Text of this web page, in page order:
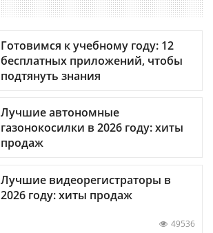
Готовимся к учебному году: 12
бесплатных приложений, чтобы
подтянуть знания
Лучшие автономные
газонокосилки в 2026 году: хиты
продаж
Лучшие видеорегистраторы в
2026 году: хиты продаж
49536